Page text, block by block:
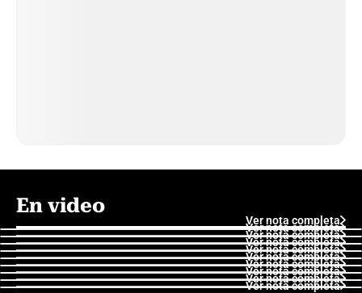
En video
Ver nota completa
Ver nota completa
Ver nota completa
Ver nota completa
Ver nota completa
Ver nota completa
Ver nota completa
Ver nota completa
Ver nota completa
Ver nota completa